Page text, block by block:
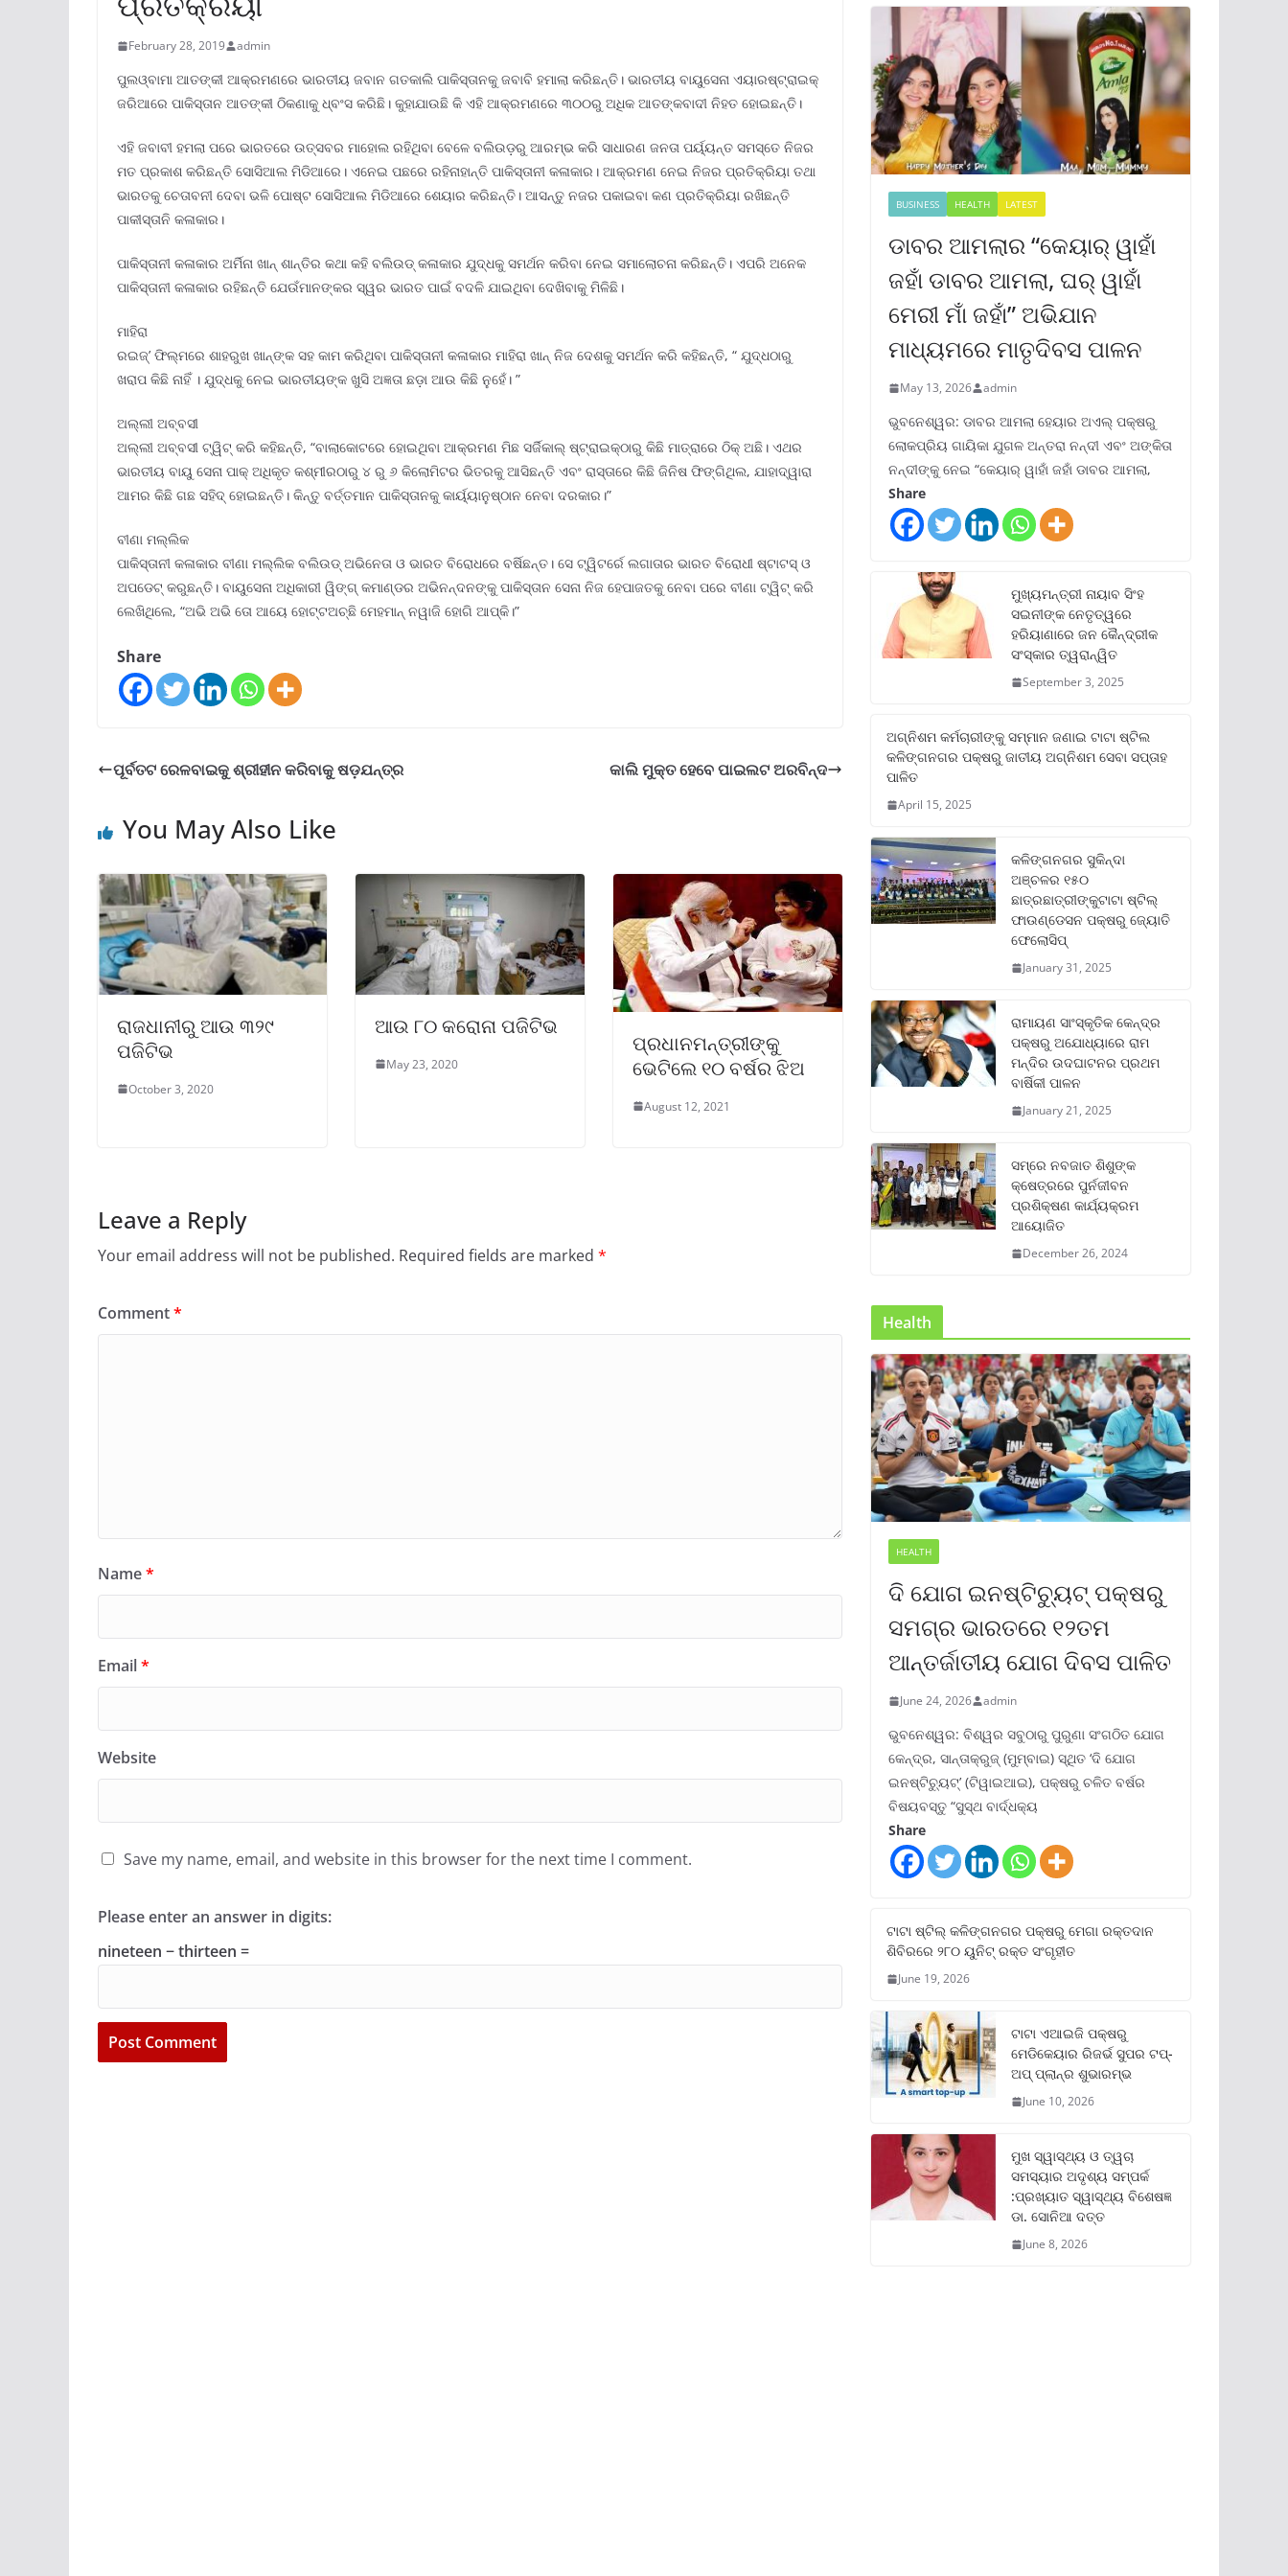
February 28, 2019 admin
ପୁଲଓ୍ବାମା ଆତଙ୍କୀ ଆକ୍ରମଣରେ ଭାରତୀୟ ଜବାନ ଗତକାଲି ପାକିସ୍ତାନକୁ ଜବାବି ହମାଲା କରିଛନ୍ତି। ଭାରତୀୟ ବାୟୁସେନା ଏୟାରଷ୍ଟ୍ରାଇକ୍
ଜରିଆରେ ପାକିସ୍ତାନ ଆତଙ୍କୀ ଠିକଣାକୁ ଧ୍ବଂସ କରିଛି। କୁହାଯାଉଛି କି ଏହି ଆକ୍ରମଣରେ ୩୦୦ରୁ ଅଧିକ ଆତଙ୍କବାଦୀ ନିହତ ହୋଇଛନ୍ତି।
ଏହି ଜବାବୀ ହମଲା ପରେ ଭାରତରେ ଉତ୍ସବର ମାହୋଲ ରହିଥିବା ବେଳେ ବଲିଉଡ଼ରୁ ଆରମ୍ଭ କରି ସାଧାରଣ ଜନତା ପର୍ୟ୍ୟନ୍ତ ସମସ୍ତେ ନିଜର
ମତ ପ୍ରକାଶ କରିଛନ୍ତି ସୋସିଆଲ ମିଡିଆରେ। ଏନେଇ ପଛରେ ରହିନାହାନ୍ତି ପାକିସ୍ତାନୀ କଳାକାର। ଆକ୍ରମଣ ନେଇ ନିଜର ପ୍ରତିକ୍ରିୟା ତଥା
ଭାରତକୁ ଚେତାବନୀ ଦେବା ଭଳି ପୋଷ୍ଟ ସୋସିଆଲ ମିଡିଆରେ ଶେୟାର କରିଛନ୍ତି। ଆସନ୍ତୁ ନଜର ପକାଇବା କଣ ପ୍ରତିକ୍ରିୟା ରଖିଛନ୍ତି
ପାକୀସ୍ତାନି କଳାକାର।
ପାକିସ୍ତାନୀ କଳାକାର ଅର୍ମିନା ଖାନ୍ ଶାନ୍ତିର କଥା କହି ବଲିଉଡ୍ କଳାକାର ଯୁଦ୍ଧକୁ ସମର୍ଥନ କରିବା ନେଇ ସମାଲୋଚନା କରିଛନ୍ତି। ଏପରି ଅନେକ
ପାକିସ୍ତାନୀ କଳାକାର ରହିଛନ୍ତି ଯେଉଁମାନଙ୍କର ସ୍ୱର ଭାରତ ପାଇଁ ବଦଳି ଯାଇଥିବା ଦେଖିବାକୁ ମିଳିଛି।
ମାହିରା
ରଇଜ୍’ ଫିଲ୍ମରେ ଶାହରୁଖ ଖାନ୍ଙ୍କ ସହ କାମ କରିଥିବା ପାକିସ୍ତାନୀ କଳାକାର ମାହିରା ଖାନ୍ ନିଜ ଦେଶକୁ ସମର୍ଥନ କରି କହିଛନ୍ତି, “ ଯୁଦ୍ଧଠାରୁ
ଖରାପ କିଛି ନାହିଁ । ଯୁଦ୍ଧକୁ ନେଇ ଭାରତୀୟଙ୍କ ଖୁସି ଅଜ୍ଞତା ଛଡ଼ା ଆଉ କିଛି ନୁହେଁ। ”
ଅଲ୍ଲୀ ଅବ୍ବସୀ
ଅଲ୍ଲୀ ଅବ୍ବସୀ ଟ୍ୱିଟ୍ କରି କହିଛନ୍ତି, “ବାଲାକୋଟରେ ହୋଇଥିବା ଆକ୍ରମଣ ମିଛ ସର୍ଜିକାଲ୍ ଷ୍ଟ୍ରାଇକ୍ଠାରୁ କିଛି ମାତ୍ରାରେ ଠିକ୍ ଅଛି। ଏଥର
ଭାରତୀୟ ବାୟୁ ସେନା ପାକ୍ ଅଧିକୃତ କଶ୍ମୀରଠାରୁ ୪ ରୁ ୬ କିଲୋମିଟର ଭିତରକୁ ଆସିଛନ୍ତି ଏବଂ ରାସ୍ତାରେ କିଛି ଜିନିଷ ଫିଙ୍ଗିଥିଲ, ଯାହାଦ୍ୱାରା
ଆମର କିଛି ଗଛ ସହିଦ୍ ହୋଇଛନ୍ତି। କିନ୍ତୁ ବର୍ତ୍ତମାନ ପାକିସ୍ତାନକୁ କାର୍ୟ୍ୟାନୁଷ୍ଠାନ ନେବା ଦରକାର।”
ବୀଣା ମଲ୍ଲିକ
ପାକିସ୍ତାନୀ କଳାକାର ବୀଣା ମଲ୍ଲିକ ବଲିଉଡ୍ ଅଭିନେତା ଓ ଭାରତ ବିରୋଧରେ ବର୍ଷିଛନ୍ତ। ସେ ଟ୍ୱିଟର୍ରେ ଲଗାତାର ଭାରତ ବିରୋଧୀ ଷ୍ଟାଟସ୍ ଓ
ଅପଡେଟ୍ କରୁଛନ୍ତି। ବାୟୁସେନା ଅଧିକାରୀ ୱିଙ୍ଗ୍ କମାଣ୍ଡର ଅଭିନନ୍ଦନଙ୍କୁ ପାକିସ୍ତାନ ସେନା ନିଜ ହେପାଜତକୁ ନେବା ପରେ ବୀଣା ଟ୍ୱିଟ୍ କରି
ଲେଖିଥିଲେ, “ଅଭି ଅଭି ତୋ ଆୟେ ହୋଟ୍ଟଅଚ୍ଛି ମେହମାନ୍ ନୱାଜି ହୋଗି ଆପ୍କି।”
Share
ପୂର୍ବତଟ ରେଳବାଇକୁ ଶ୍ରୀହୀନ କରିବାକୁ ଷଡ଼ଯନ୍ତ୍ର କାଲି ମୁକ୍ତ ହେବେ ପାଇଲଟ ଅରବିନ୍ଦ
You May Also Like
ରାଜଧାନୀରୁ ଆଉ ୩୨୯
ପଜିଟିଭ
October 3, 2020
ଆଉ ୮୦ କରୋନା ପଜିଟିଭ
May 23, 2020
ପ୍ରଧାନମନ୍ତ୍ରୀଙ୍କୁ
ଭେଟିଲେ ୧୦ ବର୍ଷର ଝିଅ
August 12, 2021
Leave a Reply
Your email address will not be published. Required fields are marked *
Comment*
Name*
Email*
Website
Save my name, email, and website in this browser for the next time I comment.
Please enter an answer in digits:
nineteen − thirteen =
BUSINESS HEALTH LATEST
ଡାବର ଆମଲାର “କେୟାର୍ ୱାହାଁ
ଜହାଁ ଡାବର ଆମଲା, ଘର୍ ୱାହାଁ
ମେରୀ ମାଁ ଜହାଁ” ଅଭିଯାନ
ମାଧ୍ୟମରେ ମାତୃଦିବସ ପାଳନ
May 13, 2026 admin
ଭୁବନେଶ୍ୱର: ଡାବର ଆମଲା ହେୟାର ଅଏଲ୍ ପକ୍ଷରୁ
ଲୋକପ୍ରିୟ ଗାୟିକା ଯୁଗଳ ଅନ୍ତରା ନନ୍ଦୀ ଏବଂ ଅଙ୍କିତା
ନନ୍ଦୀଙ୍କୁ ନେଇ “କେୟାର୍ ୱାହାଁ ଜହାଁ ଡାବର ଆମଲା,
Share
ମୁଖ୍ୟମନ୍ତ୍ରୀ ନାୟାବ ସିଂହ
ସଇନୀଙ୍କ ନେତୃତ୍ୱରେ
ହରିୟାଣାରେ ଜନ କୈନ୍ଦ୍ରୀକ
ସଂସ୍କାର ତ୍ୱରାନ୍ୱିତ
September 3, 2025
ଅଗ୍ନିଶମ କର୍ମଚାରୀଙ୍କୁ ସମ୍ମାନ ଜଣାଇ ଟାଟା ଷ୍ଟିଲ
କଳିଙ୍ଗନଗର ପକ୍ଷରୁ ଜାତୀୟ ଅଗ୍ନିଶମ ସେବା ସପ୍ତାହ
ପାଳିତ
April 15, 2025
କଳିଙ୍ଗନଗର ସୁକିନ୍ଦା
ଅଞ୍ଚଳର ୧୫୦
ଛାତ୍ରଛାତ୍ରୀଙ୍କୁଟାଟା ଷ୍ଟିଲ୍
ଫାଉଣ୍ଡେସନ ପକ୍ଷରୁ ଜ୍ୟୋତି
ଫେଲୋସିପ୍‌
January 31, 2025
ରାମାୟଣ ସାଂସ୍କୃତିକ କେନ୍ଦ୍ର
ପକ୍ଷରୁ ଅଯୋଧ୍ୟାରେ ରାମ
ମନ୍ଦିର ଉଦଘାଟନର ପ୍ରଥମ
ବାର୍ଷିକୀ ପାଳନ
January 21, 2025
ସମ୍‌ରେ ନବଜାତ ଶିଶୁଙ୍କ
କ୍ଷେତ୍ରରେ ପୁର୍ନଜୀବନ
ପ୍ରଶିକ୍ଷଣ କାର୍ଯ୍ୟକ୍ରମ
ଆୟୋଜିତ
December 26, 2024
Health
HEALTH
ଦି ଯୋଗ ଇନଷ୍ଟିଚ୍ୟୁଟ୍ ପକ୍ଷରୁ
ସମଗ୍ର ଭାରତରେ ୧୨ତମ
ଆନ୍ତର୍ଜାତୀୟ ଯୋଗ ଦିବସ ପାଳିତ
June 24, 2026 admin
ଭୁବନେଶ୍ୱର: ବିଶ୍ୱର ସବୁଠାରୁ ପୁରୁଣା ସଂଗଠିତ ଯୋଗ
କେନ୍ଦ୍ର, ସାନ୍ତାକ୍ରୁଜ୍ (ମୁମ୍ବାଇ) ସ୍ଥିତ ‘ଦି ଯୋଗ
ଇନଷ୍ଟିଚ୍ୟୁଟ୍‌’ (ଟିୱାଇଆଇ), ପକ୍ଷରୁ ଚଳିତ ବର୍ଷର
ବିଷୟବସ୍ତୁ “ସୁସ୍ଥ ବାର୍ଦ୍ଧକ୍ୟ
Share
ଟାଟା ଷ୍ଟିଲ୍‌ କଳିଙ୍ଗନଗର ପକ୍ଷରୁ ମେଗା ରକ୍ତଦାନ
ଶିବିରରେ ୨୮୦ ୟୁନିଟ୍‌ ରକ୍ତ ସଂଗୃହୀତ
June 19, 2026
ଟାଟା ଏଆଇଜି ପକ୍ଷରୁ
ମେଡିକେୟାର ରିଜର୍ଭ ସୁପର ଟପ୍‌-
ଅପ୍ ପ୍ଲାନ୍‌ର ଶୁଭାରମ୍ଭ
June 10, 2026
ମୁଖ ସ୍ୱାସ୍ଥ୍ୟ ଓ ତ୍ୱଚା
ସମସ୍ୟାର ଅଦୃଶ୍ୟ ସମ୍ପର୍କ
:ପ୍ରଖ୍ୟାତ ସ୍ୱାସ୍ଥ୍ୟ ବିଶେଷଜ୍ଞ
ଡା. ସୋନିଆ ଦତ୍ତ
June 8, 2026